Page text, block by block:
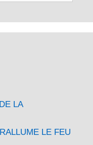
LA
LE FEU